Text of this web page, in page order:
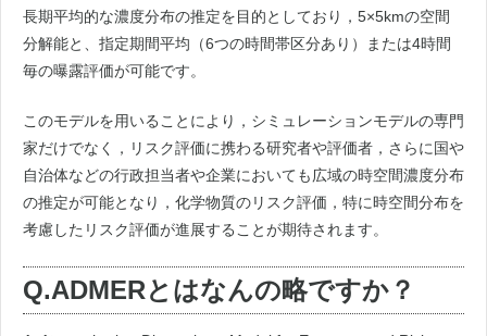
長期平均的な濃度分布の推定を目的としており，5×5kmの空間
分解能と、指定期間平均（6つの時間帯区分あり）または4時間
毎の曝露評価が可能です。
このモデルを用いることにより，シミュレーションモデルの専門
家だけでなく，リスク評価に携わる研究者や評価者，さらに国や
自治体などの行政担当者や企業においても広域の時空間濃度分布
の推定が可能となり，化学物質のリスク評価，特に時空間分布を
考慮したリスク評価が進展することが期待されます。
Q.ADMERとはなんの略ですか？